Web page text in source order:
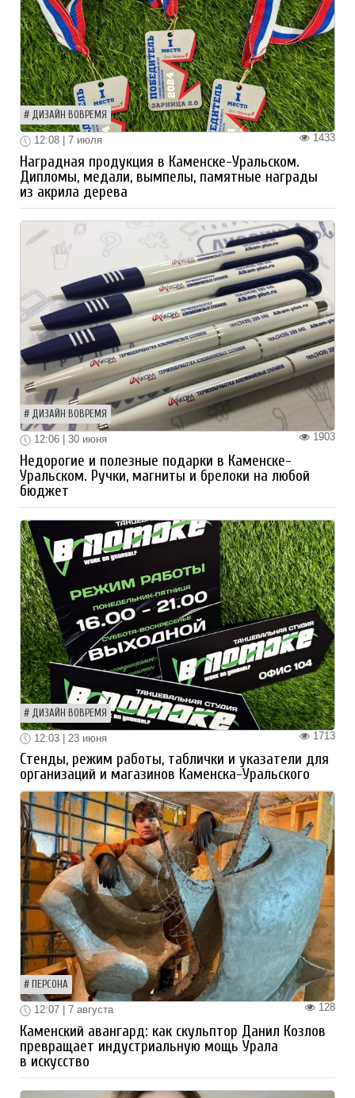
ДИЗАЙН ВОВРЕМЯ
1433
12:08 | 7 июля
Наградная продукция в Каменске-Уральском.
Дипломы, медали, вымпелы, памятные награды
из акрила дерева
ДИЗАЙН ВОВРЕМЯ
1903
12:06 | 30 июня
Недорогие и полезные подарки в Каменске-
Уральском. Ручки, магниты и брелоки на любой
бюджет
ДИЗАЙН ВОВРЕМЯ
1713
12:03 | 23 июня
Стенды, режим работы, таблички и указатели для
организаций и магазинов Каменска-Уральского
ПЕРСОНА
128
12:07 | 7 августа
Каменский авангард: как скульптор Данил Козлов
превращает индустриальную мощь Урала
в искусство